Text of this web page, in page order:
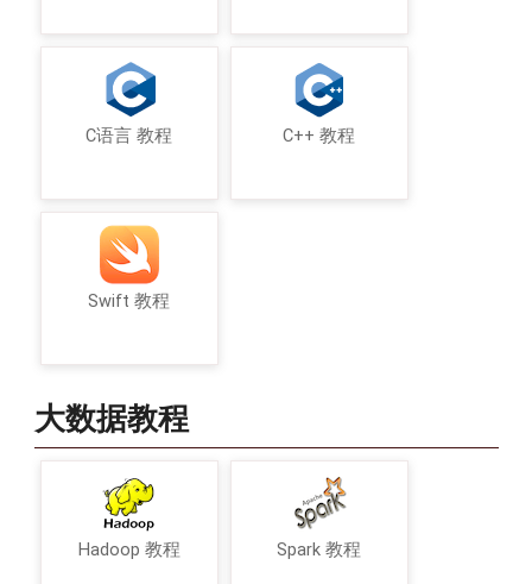
C语言 教程 C++ 教程
Swift 教程
大数据教程
Hadoop 教程 Spark 教程